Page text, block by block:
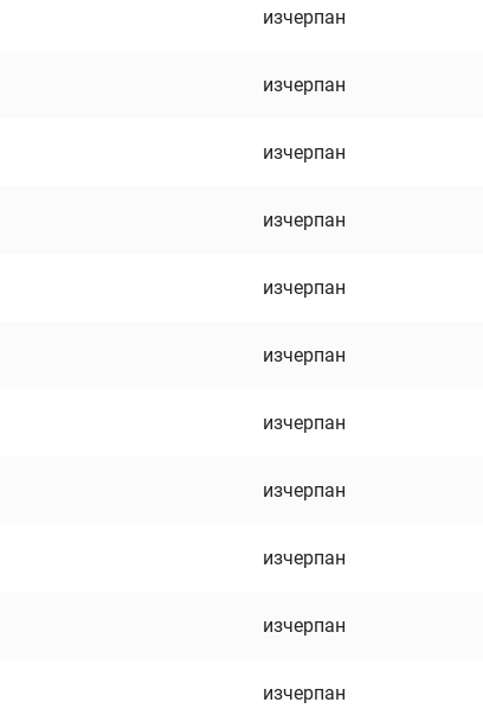
изчерпан
изчерпан
изчерпан
изчерпан
изчерпан
изчерпан
изчерпан
изчерпан
изчерпан
изчерпан
изчерпан